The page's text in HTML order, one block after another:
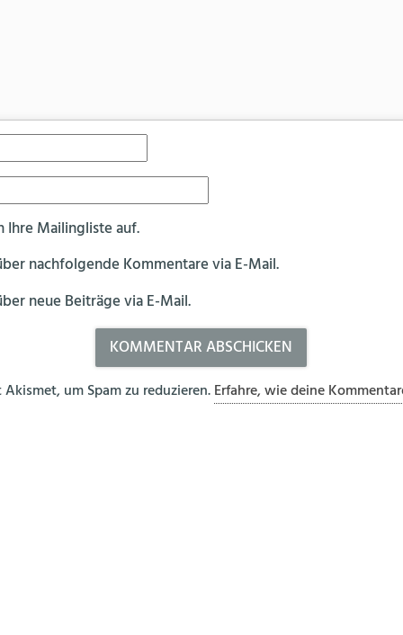
Ihre Mailingliste auf.
nachfolgende Kommentare via E-Mail.
neue Beiträge via E-Mail.
um Spam zu reduzieren. Erfahre, wie deine